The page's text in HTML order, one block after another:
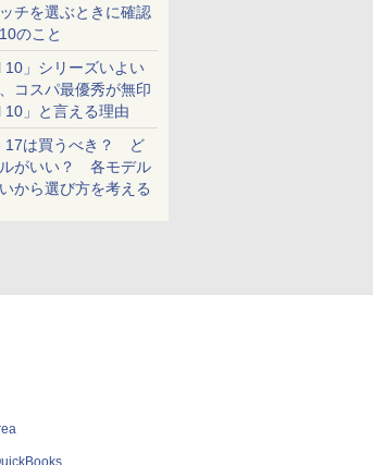
チを選ぶときに確認
のこと
10」シリーズいよい
コスパ最優秀が無印
10」と言える理由
17は買うべき？ ど
がいい？ 各モデル
から選び方を考える